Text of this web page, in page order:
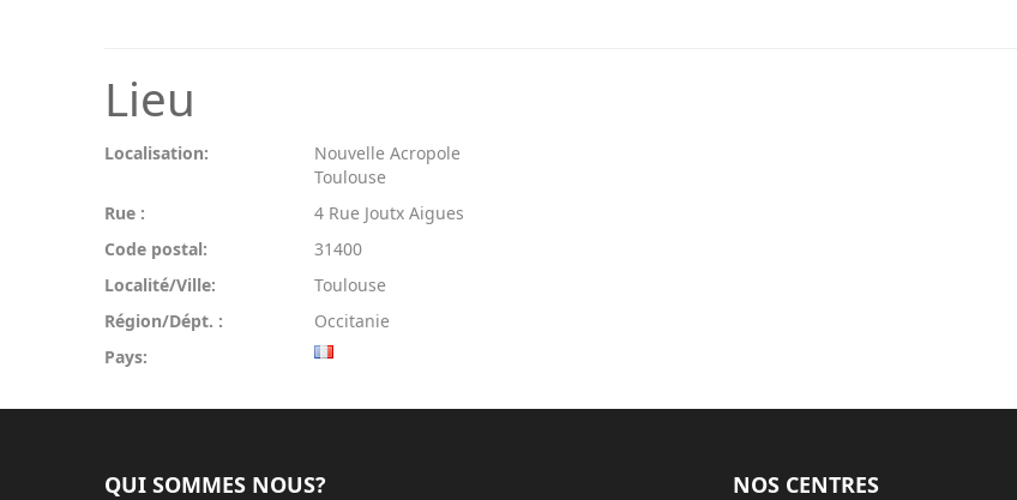
Lieu
Localisation:
Nouvelle Acropole
Toulouse
Rue :
4 Rue Joutx Aigues
Code postal:
31400
Localité/Ville:
Toulouse
Région/Dépt. :
Occitanie
Pays:
QUI SOMMES NOUS? NOS CENTRES